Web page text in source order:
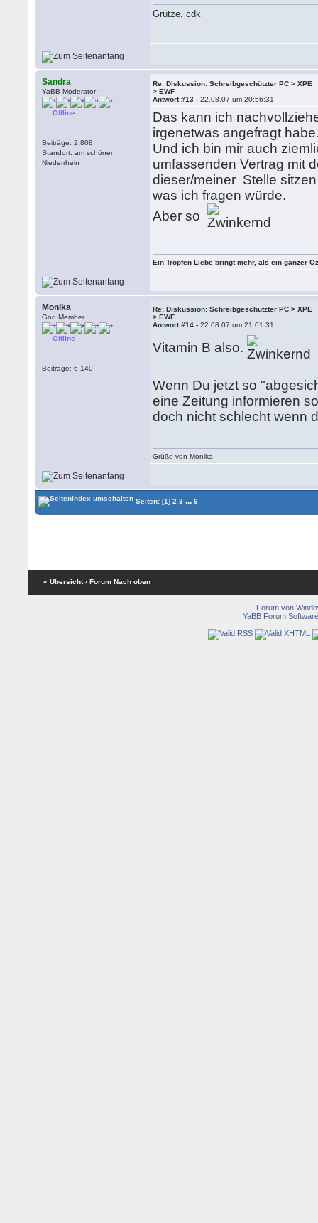
Grütze, cdk
Sandra
YaBB Moderator
Offline
Beiträge: 2.808
Standort: am schönen
Niederrhein
Re: Diskussion: Schreibgeschützter PC > XPE
> EWF
Antwort #13 -22.08.07 um 20:56:31
Das kann ich
irgenetwas angefragt
Und ich bin mir auch
umfassenden Vertrag mit
dieser/meiner Stelle
was ich fragen würde.
Aber so
Ein Tropfen Liebe bringt mehr, als ein ganzer
Monika
God Member
Offline
Beiträge: 6.140
Re: Diskussion: Schreibgeschützter PC > XPE
> EWF
Antwort #14 -22.08.07 um 21:01:31
Vitamin B also.
Wenn Du jetzt so
eine Zeitung informieren
doch nicht schlecht wenn
Grüße von Monika
Seiten:[1] 2 3 ... 6
« Übersicht ‹ Forum Nach oben
Forum von
YaBB Forum Software